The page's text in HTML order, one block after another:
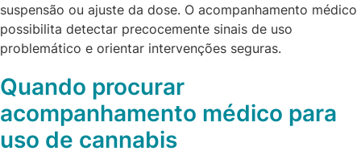
suspensão ou ajuste da dose. O acompanhamento médico
possibilita detectar precocemente sinais de uso
problemático e orientar intervenções seguras.
Quando procurar
acompanhamento médico para
uso de cannabis